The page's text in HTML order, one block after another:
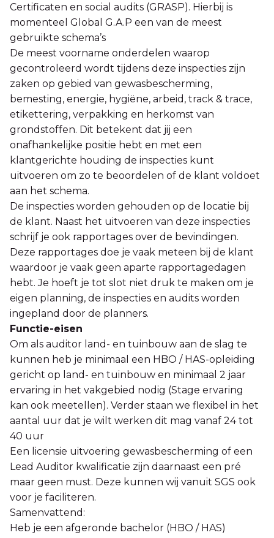
Certificaten en social audits (GRASP). Hierbij is
momenteel Global G.A.P een van de meest
gebruikte schema’s
De meest voorname onderdelen waarop
gecontroleerd wordt tijdens deze inspecties zijn
zaken op gebied van gewasbescherming,
bemesting, energie, hygiëne, arbeid, track & trace,
etikettering, verpakking en herkomst van
grondstoffen. Dit betekent dat jij een
onafhankelijke positie hebt en met een
klantgerichte houding de inspecties kunt
uitvoeren om zo te beoordelen of de klant voldoet
aan het schema.
De inspecties worden gehouden op de locatie bij
de klant. Naast het uitvoeren van deze inspecties
schrijf je ook rapportages over de bevindingen.
Deze rapportages doe je vaak meteen bij de klant
waardoor je vaak geen aparte rapportagedagen
hebt. Je hoeft je tot slot niet druk te maken om je
eigen planning, de inspecties en audits worden
ingepland door de planners.
Functie-eisen
Om als auditor land- en tuinbouw aan de slag te
kunnen heb je minimaal een HBO / HAS-opleiding
gericht op land- en tuinbouw en minimaal 2 jaar
ervaring in het vakgebied nodig (Stage ervaring
kan ook meetellen). Verder staan we flexibel in het
aantal uur dat je wilt werken dit mag vanaf 24 tot
40 uur
Een licensie uitvoering gewasbescherming of een
Lead Auditor kwalificatie zijn daarnaast een pré
maar geen must. Deze kunnen wij vanuit SGS ook
voor je faciliteren.
Samenvattend:
Heb je een afgeronde bachelor (HBO / HAS)